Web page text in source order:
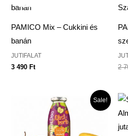
PAMICO Mix – Cukkini és
banán
JUTIFALAT
3 490 Ft 2
Sale!
Original
price
was:
390 Ft.
Current
price
is:
1
890 Ft.